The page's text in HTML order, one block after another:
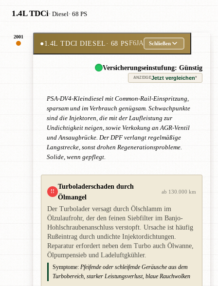
1.4L TDCi· Diesel· 68 PS
2001
●1.4L TDCI DIESEL· 68 PSF6JA Schließen
Versicherungseinstufung: Günstig
ANZEIGEJetzt vergleichen*
PSA-DV4-Kleindiesel mit Common-Rail-Einspritzung,
sparsam und im Verbrauch genügsam. Schwachpunkte
sind die Injektoren, die mit der Laufleistung zur
Undichtigkeit neigen, sowie Verkokung an AGR-Ventil
und Ansaugbrücke. Der DPF verlangt regelmäßige
Langstrecke, sonst drohen Regenerationsprobleme.
Solide, wenn gepflegt.
!!
Turboladerschaden durch
Ölmangel
ab 130.000 km
Der Turbolader versagt durch Ölschlamm im
Ölzulaufrohr, der den feinen Siebfilter im Banjo-
Hohlschraubenanschluss verstopft. Ursache ist häufig
Rußeintrag durch undichte Injektordichtungen.
Reparatur erfordert neben dem Turbo auch Ölwanne,
Ölpumpensieb und Ladeluftgkühler.
Symptome: Pfeifende oder schleifende Geräusche aus dem
Turbobereich, starker Leistungsverlust, blaue Rauchwolken